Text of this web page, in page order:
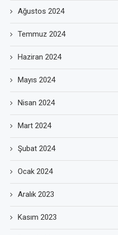
Ağustos 2024
Temmuz 2024
Haziran 2024
Mayıs 2024
Nisan 2024
Mart 2024
Şubat 2024
Ocak 2024
Aralık 2023
Kasım 2023